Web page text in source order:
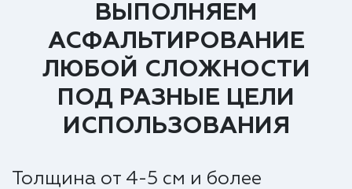
ВЫПОЛНЯЕМ
АСФАЛЬТИРОВАНИЕ
ЛЮБОЙ СЛОЖНОСТИ
ПОД РАЗНЫЕ ЦЕЛИ
ИСПОЛЬЗОВАНИЯ
Толщина от 4-5 см и более